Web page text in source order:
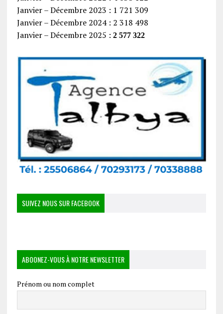
Janvier – Décembre 2023 : 1 721 309
Janvier – Décembre 2024 : 2 318 498
Janvier – Décembre 2025 : 2 577 322
SUIVEZ NOUS SUR FACEBOOK
ABOONEZ-VOUS À NOTRE NEWSLETTER
Prénom ou nom complet